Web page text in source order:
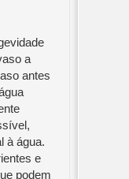
a
antes
à água.
e
podem